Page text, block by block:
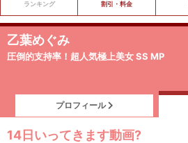
ランキング 割引・料金
乙葉めぐみ
圧倒的支持率！超人気極上美女 SS MP
プロフィール
14日いってきます動画?